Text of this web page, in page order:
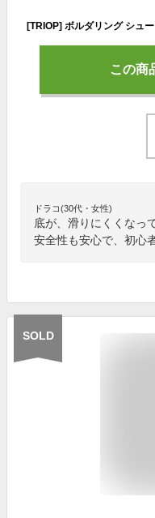
この商
ドラコ(30代・女性)
底が、滑りにくくなっ
安全性も安心で、初心
SOLD